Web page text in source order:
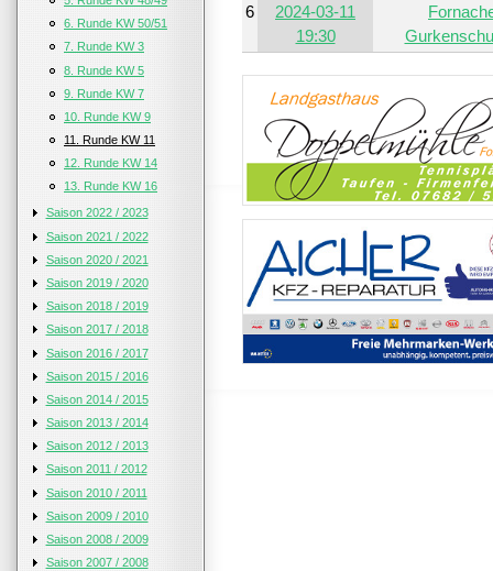
6. Runde KW 50/51
7. Runde KW 3
8. Runde KW 5
9. Runde KW 7
10. Runde KW 9
11. Runde KW 11
12. Runde KW 14
13. Runde KW 16
Saison 2022 / 2023
Saison 2021 / 2022
Saison 2020 / 2021
Saison 2019 / 2020
Saison 2018 / 2019
Saison 2017 / 2018
Saison 2016 / 2017
Saison 2015 / 2016
Saison 2014 / 2015
Saison 2013 / 2014
Saison 2012 / 2013
Saison 2011 / 2012
Saison 2010 / 2011
Saison 2009 / 2010
Saison 2008 / 2009
Saison 2007 / 2008
6
2024-03-11
19:30